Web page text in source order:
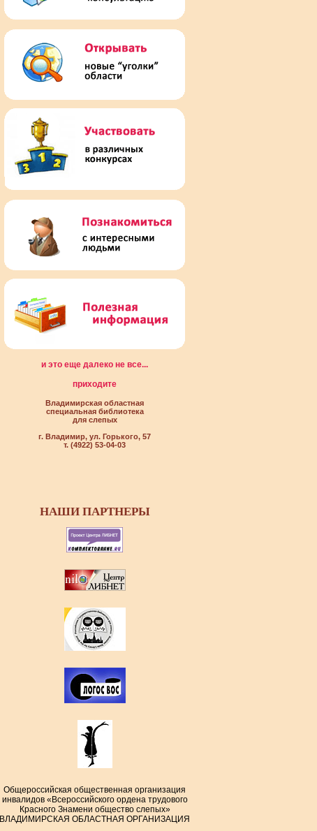
и это еще далеко не все...
приходите
Владимирская областная
специальная библиотека
для слепых
г. Владимир, ул. Горького, 57
т. (4922) 53-04-03
НАШИ ПАРТНЕРЫ
Общероссийская общественная организация
инвалидов «Всероссийского ордена трудового
Красного Знамени общество слепых»
ВЛАДИМИРСКАЯ ОБЛАСТНАЯ ОРГАНИЗАЦИЯ